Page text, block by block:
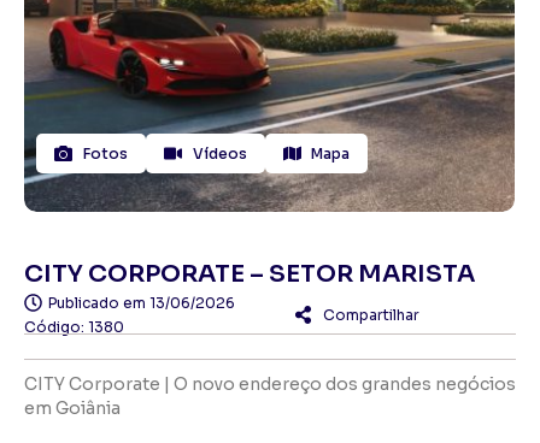
Fotos Vídeos Mapa
CITY CORPORATE – SETOR MARISTA
Publicado em 13/06/2026
Código: 1380
Compartilhar
CITY Corporate | O novo endereço dos grandes negócios
em Goiânia